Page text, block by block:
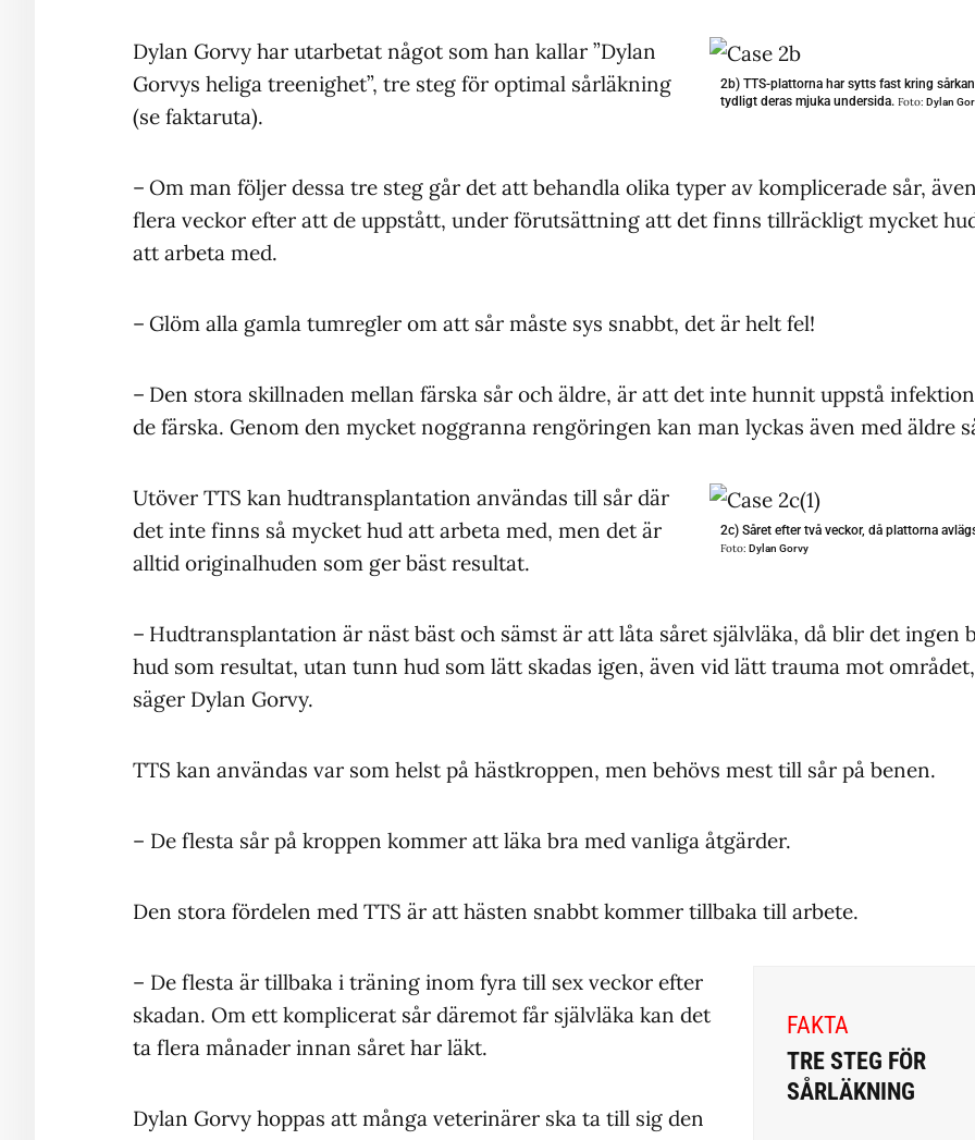
2b) TTS-plattorna har sytts fast kring
tydligt deras mjuka undersida.Foto: Dylan
Dylan Gorvy har utarbetat något som han kallar ”Dylan
Gorvys heliga treenighet”, tre steg för optimal sårläkning
(se faktaruta).
– Om man följer dessa tre steg går det att behandla olika typer av komplicerade sår, även
flera veckor efter att de uppstått, under förutsättning att det finns tillräckligt mycket
att arbeta med.
– Glöm alla gamla tumregler om att sår måste sys snabbt, det är helt fel!
– Den stora skillnaden mellan färska sår och äldre, är att det inte hunnit uppstå
de färska. Genom den mycket noggranna rengöringen kan man lyckas även med äldre
2c) Såret efter två veckor, då plattorna
Foto: Dylan Gorvy
Utöver TTS kan hudtransplantation användas till sår där
det inte finns så mycket hud att arbeta med, men det är
alltid originalhuden som ger bäst resultat.
– Hudtransplantation är näst bäst och sämst är att låta såret självläka, då blir det ingen
hud som resultat, utan tunn hud som lätt skadas igen, även vid lätt trauma mot området,
säger Dylan Gorvy.
TTS kan användas var som helst på hästkroppen, men behövs mest till sår på benen.
– De flesta sår på kroppen kommer att läka bra med vanliga åtgärder.
Den stora fördelen med TTS är att hästen snabbt kommer tillbaka till arbete.
FAKTA
TRE STEG FÖR
SÅRLÄKNING
– De flesta är tillbaka i träning inom fyra till sex veckor efter
skadan. Om ett komplicerat sår däremot får självläka kan det
ta flera månader innan såret har läkt.
Dylan Gorvy hoppas att många veterinärer ska ta till sig den